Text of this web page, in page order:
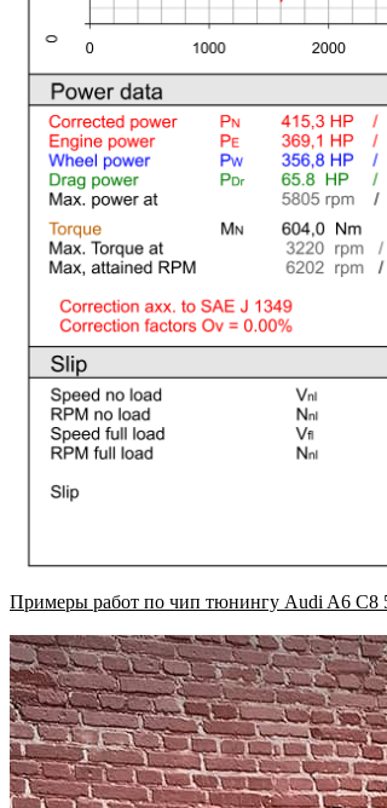
Примеры работ по чип тюнингу Audi A6 C8